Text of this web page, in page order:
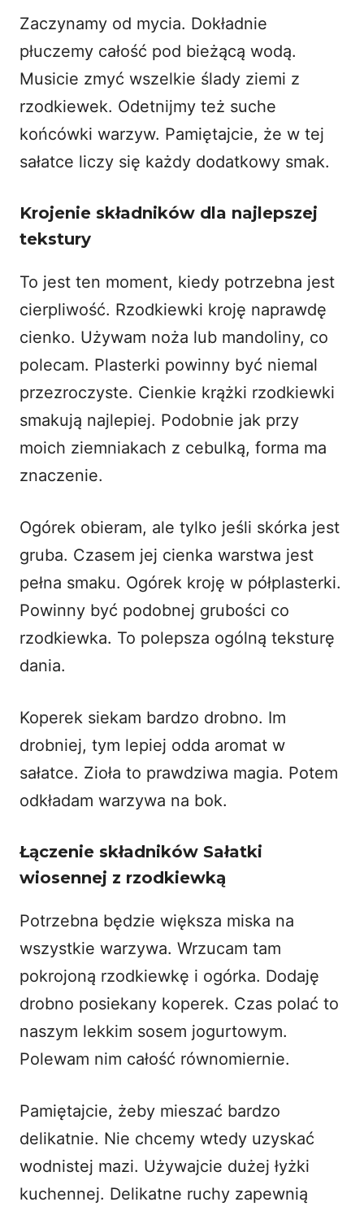
Zaczynamy od mycia. Dokładnie
płuczemy całość pod bieżącą wodą.
Musicie zmyć wszelkie ślady ziemi z
rzodkiewek. Odetnijmy też suche
końcówki warzyw. Pamiętajcie, że w tej
sałatce liczy się każdy dodatkowy smak.
Krojenie składników dla najlepszej
tekstury
To jest ten moment, kiedy potrzebna jest
cierpliwość. Rzodkiewki kroję naprawdę
cienko. Używam noża lub mandoliny, co
polecam. Plasterki powinny być niemal
przezroczyste. Cienkie krążki rzodkiewki
smakują najlepiej. Podobnie jak przy
moich ziemniakach z cebulką, forma ma
znaczenie.
Ogórek obieram, ale tylko jeśli skórka jest
gruba. Czasem jej cienka warstwa jest
pełna smaku. Ogórek kroję w półplasterki.
Powinny być podobnej grubości co
rzodkiewka. To polepsza ogólną teksturę
dania.
Koperek siekam bardzo drobno. Im
drobniej, tym lepiej odda aromat w
sałatce. Zioła to prawdziwa magia. Potem
odkładam warzywa na bok.
Łączenie składników Sałatki
wiosennej z rzodkiewką
Potrzebna będzie większa miska na
wszystkie warzywa. Wrzucam tam
pokrojoną rzodkiewkę i ogórka. Dodaję
drobno posiekany koperek. Czas polać to
naszym lekkim sosem jogurtowym.
Polewam nim całość równomiernie.
Pamiętajcie, żeby mieszać bardzo
delikatnie. Nie chcemy wtedy uzyskać
wodnistej mazi. Używajcie dużej łyżki
kuchennej. Delikatne ruchy zapewnią